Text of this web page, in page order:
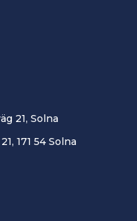
21, Solna
171 54 Solna